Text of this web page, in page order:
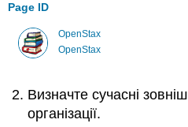
Page ID
OpenStax
OpenStax
Визначте сучасні
організації.